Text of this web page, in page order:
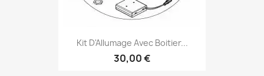
Kit D'Allumage Avec Boitier...
30,00 €